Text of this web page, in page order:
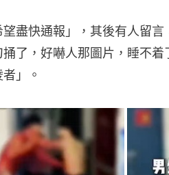
盡快通報」，其後有人留
了，好嚇人那圖片，睡不
」。